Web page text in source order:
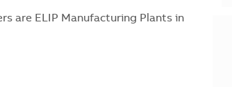
are ELIP Manufacturing Plants in